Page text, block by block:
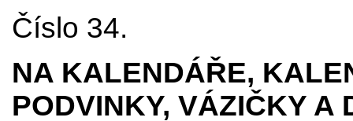
Číslo 34.
NA KALENDÁŘE,
PODVINKY, VÁZIČKY A